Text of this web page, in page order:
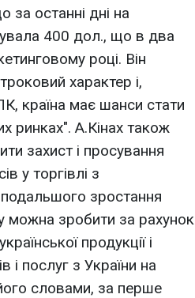
за останні дні на
400 дол., що в два
році. Він
характер і,
країна має шанси стати
ринках". А.Кiнах також
захист і просування
у торгівлі з
зростання
можна зробити за рахунок
продукції і
послуг з України на
словами, за перше